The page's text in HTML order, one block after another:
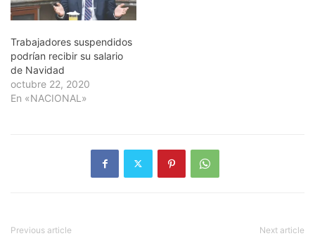
Trabajadores suspendidos
podrían recibir su salario
de Navidad
octubre 22, 2020
En «NACIONAL»
Previous article Next article